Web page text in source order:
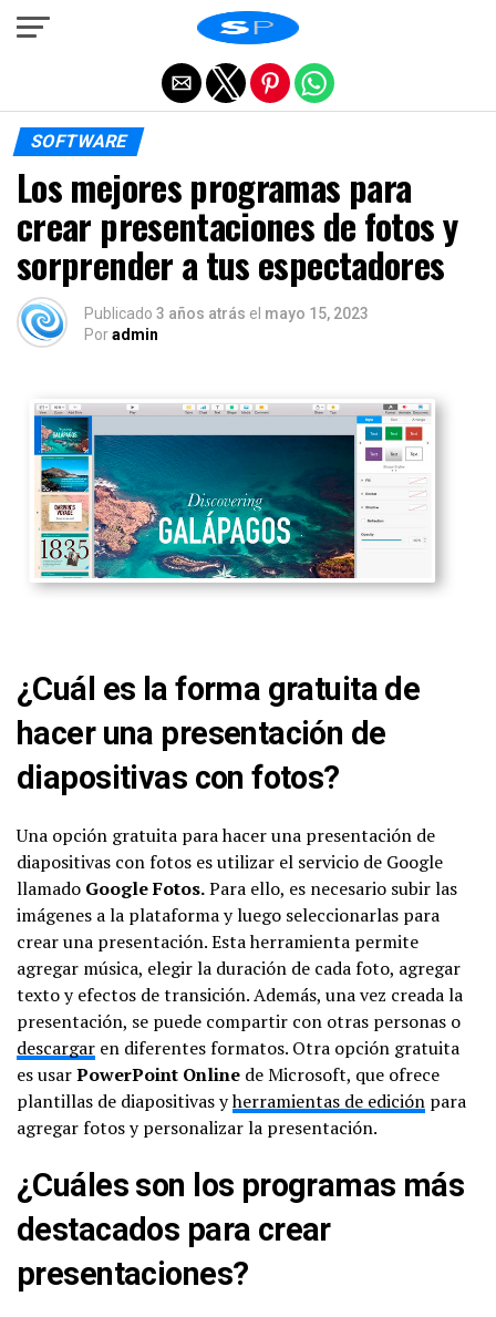
SOFTWARE
Los mejores programas para
crear presentaciones de fotos y
sorprender a tus espectadores
Publicado 3 años atrás el mayo 15, 2023
Poradmin
¿Cuál es la forma gratuita de
hacer una presentación de
diapositivas con fotos?
Una opción gratuita para hacer una presentación de
diapositivas con fotos es utilizar el servicio de Google
llamado Google Fotos.Para ello, es necesario subir las
imágenes a la plataforma y luego seleccionarlas para
crear una presentación. Esta herramienta permite
agregar música, elegir la duración de cada foto, agregar
texto y efectos de transición. Además, una vez creada la
presentación, se puede compartir con otras personas o
descargar en diferentes formatos. Otra opción gratuita
es usarPowerPoint Online de Microsoft, que ofrece
plantillas de diapositivas yherramientas de edición para
agregar fotos y personalizar la presentación.
¿Cuáles son los programas más
destacados para crear
presentaciones?
Salir de la versión móvil